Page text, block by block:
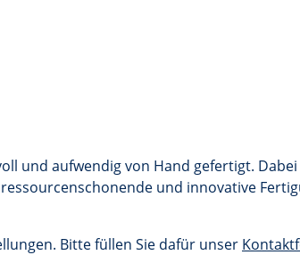
und aufwendig von Hand gefertigt.
und innovative
Bitte füllen Sie dafür unser